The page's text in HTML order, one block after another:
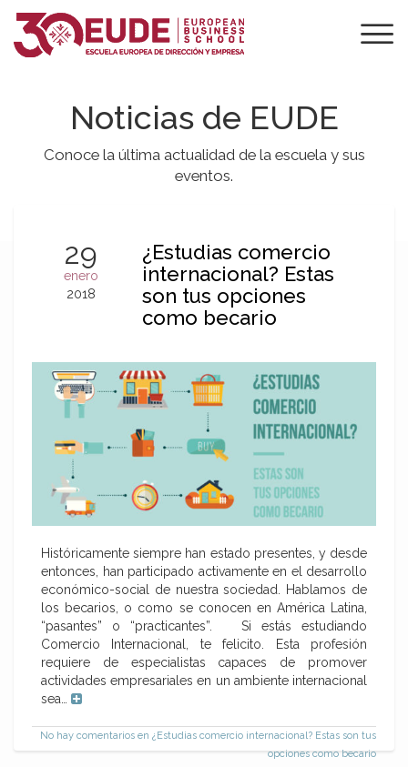
Noticias de EUDE
Conoce la última actualidad de la escuela y sus
eventos.
29
enero
2018
¿Estudias comercio
internacional? Estas
son tus opciones
como becario
Históricamente siempre han estado presentes, y desde
entonces, han participado activamente en el desarrollo
económico-social de nuestra sociedad. Hablamos de
los becarios, o como se conocen en América Latina,
“pasantes” o “practicantes”. Si estás estudiando
Comercio Internacional, te felicito. Esta profesión
requiere de especialistas capaces de promover
actividades empresariales en un ambiente internacional
sea…
No hay comentarios en ¿Estudias comercio internacional? Estas son tus
opciones como becario